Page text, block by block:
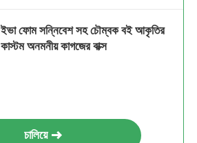
ইভা ফোম সন্নিবেশ সহ চৌম্বক বই আকৃতির
কাস্টম অনমনীয় কাগজের বাক্স
চালিয়ে